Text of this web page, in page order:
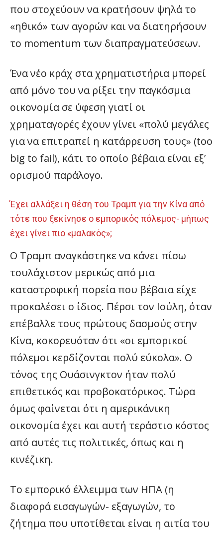
που στοχεύουν να κρατήσουν ψηλά το
«ηθικό» των αγορών και να διατηρήσουν
το momentum των διαπραγματεύσεων.
Ένα νέο κράχ στα χρηματιστήρια μπορεί
από μόνο του να ρίξει την παγκόσμια
οικονομία σε ύφεση γιατί οι
χρηματαγορές έχουν γίνει «πολύ μεγάλες
για να επιτραπεί η κατάρρευση τους» (too
big to fail), κάτι το οποίο βέβαια είναι εξ’
ορισμού παράλογο.
Έχει αλλάξει η θέση του Τραμπ για την Κίνα από
τότε που ξεκίνησε ο εμπορικός πόλεμος- μήπως
έχει γίνει πιο «μαλακός»;
Ο Τραμπ αναγκάστηκε να κάνει πίσω
τουλάχιστον μερικώς από μια
καταστροφική πορεία που βέβαια είχε
προκαλέσει ο ίδιος. Πέρσι τον Ιούλη, όταν
επέβαλλε τους πρώτους δασμούς στην
Κίνα, κοκορευόταν ότι «οι εμπορικοί
πόλεμοι κερδίζονται πολύ εύκολα». Ο
τόνος της Ουάσινγκτον ήταν πολύ
επιθετικός και προβοκατόρικος. Τώρα
όμως φαίνεται ότι η αμερικάνικη
οικονομία έχει και αυτή τεράστιο κόστος
από αυτές τις πολιτικές, όπως και η
κινέζικη.
Το εμπορικό έλλειμμα των ΗΠΑ (η
διαφορά εισαγωγών- εξαγωγών, το
ζήτημα που υποτίθεται είναι η αιτία του